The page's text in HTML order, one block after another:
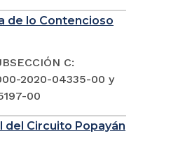
de lo Contencioso
C:
2020-04335-00 y
00
del Circuito Popayán